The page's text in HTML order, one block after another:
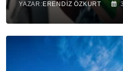
YAZAR: ERENDIZ ÖZKURT